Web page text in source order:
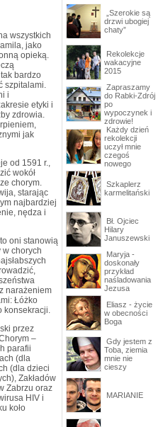
wszystkich
jako
opieką.
bardzo
szpitalami.
i
etyki i
zdrowia.
jak
od 1591 r.,
wokół
chorym.
starając
najbardziej
nędza i
oni stanowią
w chorych
narażeniem
Łóżko
konsekracji.
przez
–
parafii
(dla
(dla dzieci
Zakładów
Zabrzu oraz
HIV i
koło
„Szerokie są
drzwi ubogiej
chaty”
Rekolekcje
wakacyjne
2015
Zapraszamy
do Rabki-Zdrój
po
wypoczynek i
zdrowie!
Każdy dzień
rekolekcji
uczył mnie
czegoś
nowego
Szkaplerz
karmelitański
Bł. Ojciec
Hilary
Januszewski
Maryja -
doskonały
przykład
naśladowania
Jezusa
Eliasz - życie
w obecności
Boga
Gdy jestem z
Toba, ziemia
mnie nie
cieszy
MARIANIE